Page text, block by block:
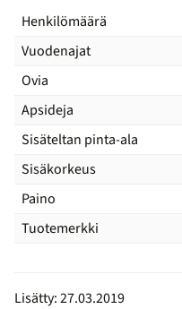
Henkilömäärä
Vuodenajat
Ovia
Apsideja
Sisäteltan pinta-ala
Sisäkorkeus
Paino
Tuotemerkki
Lisätty: 27.03.2019